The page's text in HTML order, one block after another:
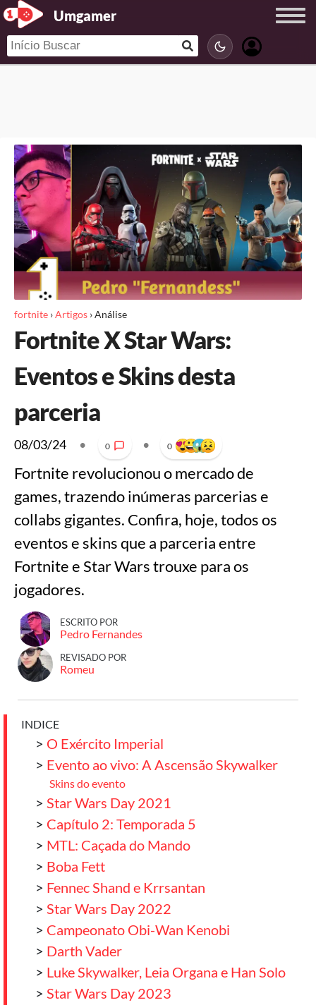
Umgamer
fortnite ›Artigos ›Análise
Fortnite X Star Wars:
Eventos e Skins desta
parceria
08/03/24 • 0 • 0
Fortnite revolucionou o mercado de
games, trazendo inúmeras parcerias e
collabs gigantes. Confira, hoje, todos os
eventos e skins que a parceria entre
Fortnite e Star Wars trouxe para os
jogadores.
ESCRITO POR
Pedro Fernandes
REVISADO POR
Romeu
INDICE
> O Exército Imperial
> Evento ao vivo: A Ascensão Skywalker
Skins do evento
> Star Wars Day 2021
> Capítulo 2: Temporada 5
> MTL: Caçada do Mando
> Boba Fett
> Fennec Shand e Krrsantan
> Star Wars Day 2022
> Campeonato Obi-Wan Kenobi
> Darth Vader
> Luke Skywalker, Leia Organa e Han Solo
> Star Wars Day 2023